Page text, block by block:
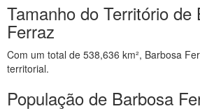
Tamanho do Território de
Ferraz
Com um total de 538,636 km², Barbosa
territorial.
População de Barbosa